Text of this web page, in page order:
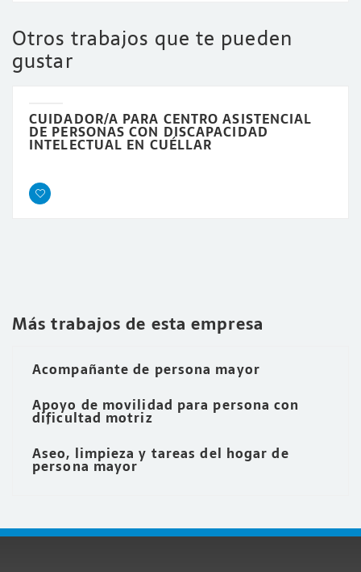
Otros trabajos que te pueden
gustar
CUIDADOR/A PARA CENTRO ASISTENCIAL
DE PERSONAS CON DISCAPACIDAD
INTELECTUAL EN CUÉLLAR
Más trabajos de esta empresa
Acompañante de persona mayor
Apoyo de movilidad para persona con
dificultad motriz
Aseo, limpieza y tareas del hogar de
persona mayor